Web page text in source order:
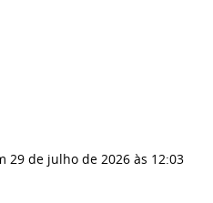
29 de julho de 2026 às 12:03